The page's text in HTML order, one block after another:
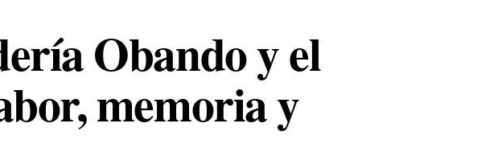
Obando y el
memoria y